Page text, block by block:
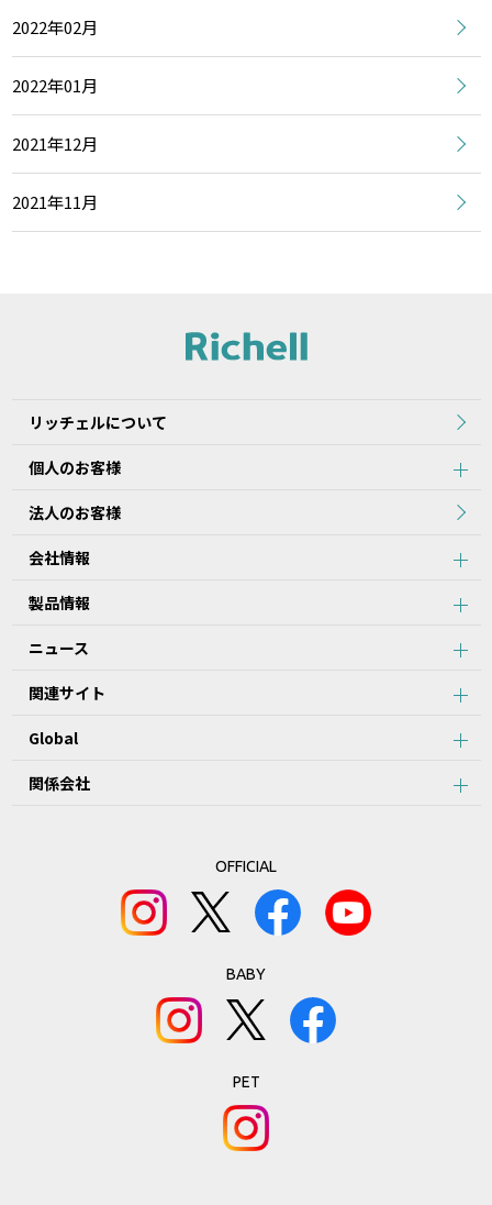
2022年02月
2022年01月
2021年12月
2021年11月
リッチェルについて
個人のお客様
法人のお客様
会社情報
製品情報
ニュース
関連サイト
Global
関係会社
OFFICIAL
BABY
PET